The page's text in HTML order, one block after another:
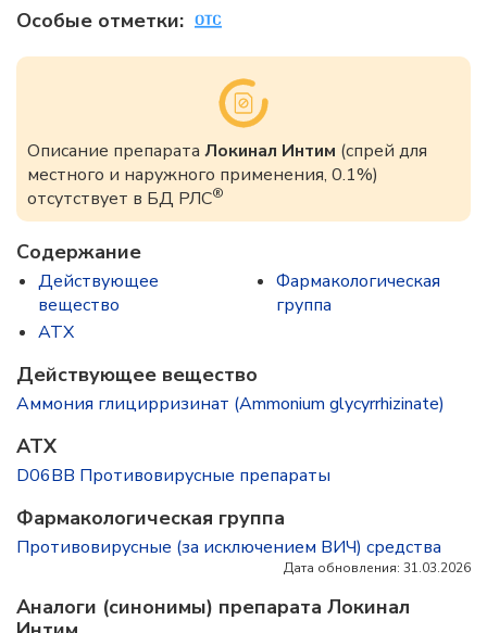
Особые отметки:
Описание препарата Локинал Интим (спрей для
местного и наружного применения, 0.1%)
отсутствует в БД РЛС®
Содержание
Действующее
вещество
ATX
Фармакологическая
группа
Действующее вещество
Аммония глицирризинат (Ammonium glycyrrhizinate)
ATX
D06BB Противовирусные препараты
Фармакологическая группа
Противовирусные (за исключением ВИЧ) средства
Дата обновления: 31.03.2026
Аналоги (синонимы) препарата Локинал